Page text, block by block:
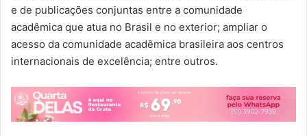
e de publicações conjuntas entre a comunidade
acadêmica que atua no Brasil e no exterior; ampliar o
acesso da comunidade acadêmica brasileira aos centros
internacionais de excelência; entre outros.